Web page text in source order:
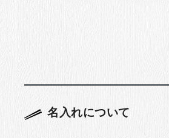
名入れについて